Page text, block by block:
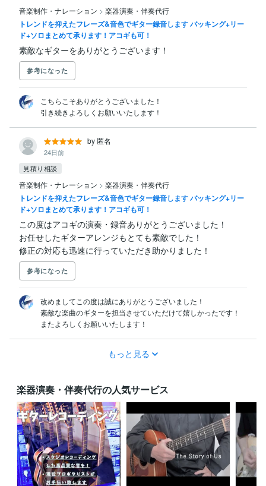
音楽制作・ナレーション > 楽器演奏・伴奏代行
トレンドを抑えたフレーズ&音色でギター録音します バッキング+リー
ド+ソロまとめて承ります！アコギも可！
素敵なギターをありがとうございます！
参考になった
こちらこそありがとうございました！
引き続きよろしくお願いいたします！
by 匿名
24日前
見積り相談
音楽制作・ナレーション > 楽器演奏・伴奏代行
トレンドを抑えたフレーズ&音色でギター録音します バッキング+リー
ド+ソロまとめて承ります！アコギも可！
この度はアコギの演奏・録音ありがとうございました！
お任せしたギターアレンジもとても素敵でした！
修正の対応も迅速に行っていただき助かりました！
参考になった
改めましてこの度は誠にありがとうございました！
素敵な楽曲のギターを担当させていただけて嬉しかったです！
またよろしくお願いいたします！
もっと見る
楽器演奏・伴奏代行の人気サービス